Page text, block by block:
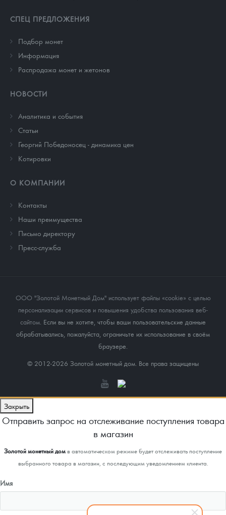
СПЕЦ ПРЕДЛОЖЕНИЯ
Подбор монет
Информация
Распродажа монет и жетонов
НОВОСТИ
Аналитика и события
Cтатьи
Георгий Победоносец - динамика цен
Котировки
О КОМПАНИИ
Контакты
Наши преимущества
Письмо директору
Пресс-служба
ООО "Золотой Монетный Дом" использует файлы «cookie» с целью
персонализации сервисов и повышения удобства пользования веб-
сайтом. Если вы не хотите, чтобы ваши пользовательские данные
обрабатывались, пожалуйста, ограничьте их использование в своём
браузере.
© 2012-2026 Золотой монетный дом. Все права защищены
Закрыть
Отправить запрос на отслеживание поступления товара
в магазин
Золотой монетный домв автоматическом режиме будет отслеживать поступление
выбранного товара в магазин, с последующим уведомлением клиента.
Имя